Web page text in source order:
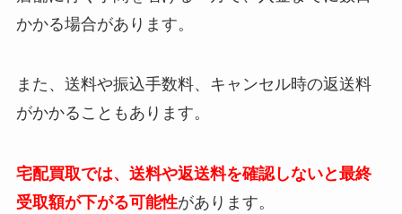
かかる場合があります。
また、送料や振込手数料、キャンセル時の返送料
がかかることもあります。
宅配買取では、送料や返送料を確認しないと最終
受取額が下がる可能性があります。